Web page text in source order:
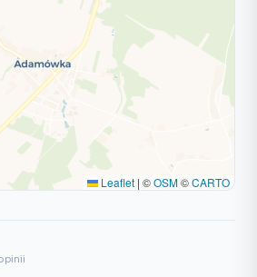
Leaflet | ©OSM©CARTO